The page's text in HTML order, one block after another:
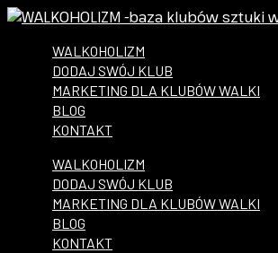
WALKOHOLIZM
DODAJ SWÓJ KLUB
MARKETING DLA KLUBÓW WALKI
BLOG
KONTAKT
WALKOHOLIZM
DODAJ SWÓJ KLUB
MARKETING DLA KLUBÓW WALKI
BLOG
KONTAKT